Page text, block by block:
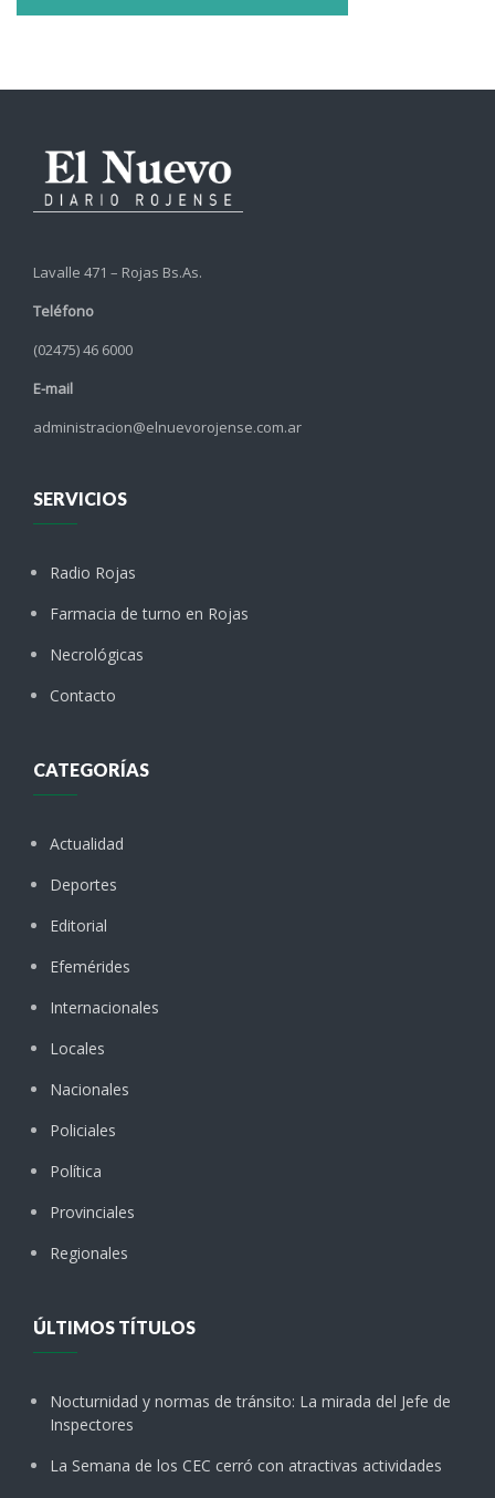
Lavalle 471 – Rojas Bs.As.
Teléfono
(02475) 46 6000
E-mail
administracion@elnuevorojense.com.ar
SERVICIOS
Radio Rojas
Farmacia de turno en Rojas
Necrológicas
Contacto
CATEGORÍAS
Actualidad
Deportes
Editorial
Efemérides
Internacionales
Locales
Nacionales
Policiales
Política
Provinciales
Regionales
ÚLTIMOS TÍTULOS
Nocturnidad y normas de tránsito: La mirada del Jefe de
Inspectores
La Semana de los CEC cerró con atractivas actividades